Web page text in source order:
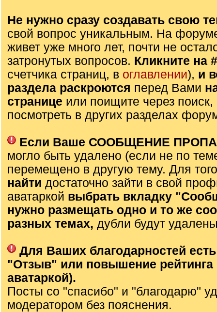
Не нужно сразу создавать свою
свой вопрос уникальным. На
живет уже много лет, почти не
затронутых вопросов. Кликните на
счетчика страниц, в оглавлении), и
раздела раскроются перед Вами
странице или поищите через
посмотреть в других разделах
Если Ваше СООБЩЕНИЕ
могло быть удалено (если не по
перемещено в другую тему. Для
найти достаточно зайти в свой
аватаркой выбрать вкладку
нужно размещать одно и то же
разных темах, дубли будут
Для Ваших благодарностей
"Отзыв" или повышение рейтинга
аватаркой).
Посты со "спасибо" и "благодарю"
модератором без пояснения.